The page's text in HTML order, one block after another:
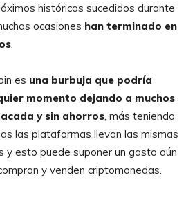
históricos sucedidos durante
ocasiones han terminado en
.
es una burbuja que podría
momento dejando a muchos
y sin ahorros, más teniendo
las plataformas llevan las mismas
y esto puede suponer un gasto aún
y venden criptomonedas.